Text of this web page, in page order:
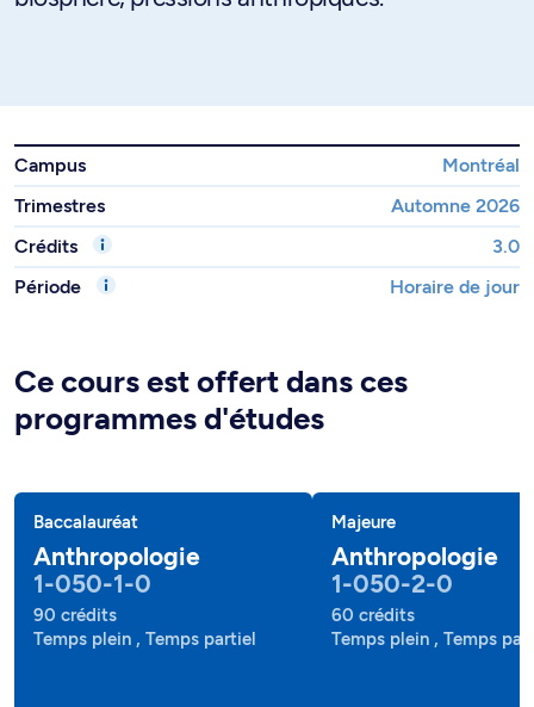
Campus
Montréal
Trimestres
Automne 2026
Crédits
3.0
Période
Horaire de jour
Ce cours est offert dans ces
programmes d'études
Baccalauréat
Anthropologie
1-050-1-0
90 crédits
Temps plein , Temps partiel
Majeure
Anthropologie
1-050-2-0
60 crédits
Temps plein , Temps